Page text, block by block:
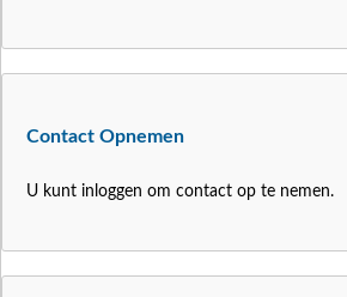
Contact Opnemen
U kunt inloggen om contact op te nemen.